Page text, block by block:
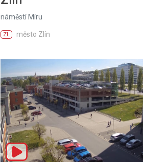
náměstí Míru
ZL město Zlín